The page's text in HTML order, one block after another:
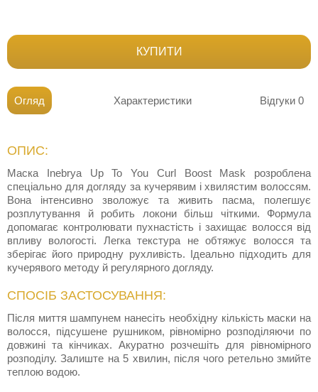
КУПИТИ
Огляд Характеристики Відгуки 0
ОПИС:
Маска Inebrya Up To You Curl Boost Mask розроблена
спеціально для догляду за кучерявим і хвилястим волоссям.
Вона інтенсивно зволожує та живить пасма, полегшує
розплутування й робить локони більш чіткими. Формула
допомагає контролювати пухнастість і захищає волосся від
впливу вологості. Легка текстура не обтяжує волосся та
зберігає його природну рухливість. Ідеально підходить для
кучерявого методу й регулярного догляду.
СПОСІБ ЗАСТОСУВАННЯ:
Після миття шампунем нанесіть необхідну кількість маски на
волосся, підсушене рушником, рівномірно розподіляючи по
довжині та кінчиках. Акуратно розчешіть для рівномірного
розподілу. Залиште на 5 хвилин, після чого ретельно змийте
теплою водою.